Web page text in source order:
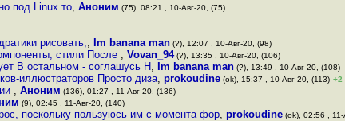
под Linux то, Аноним (75), 08:21 , 10-Авг-20, (75)
рисовать,, Im banana man (?), 12:07 , 10-Авг-20, (98)
стили После , Vovan_94(?), 13:35 , 10-Авг-20, (106)
В остальном - соглашусь Н, Im banana man (?), 13:49 , 10-Авг-20, (108)
иллюстраторов Просто диза, prokoudine (ok), 15:37 , 10-Авг-20, (113) +2
, Аноним (136), 01:27 , 11-Авг-20, (136)
(9), 02:45 , 11-Авг-20, (140)
поскольку пользуюсь им с момента фор, prokoudine (ok), 02:56 ,